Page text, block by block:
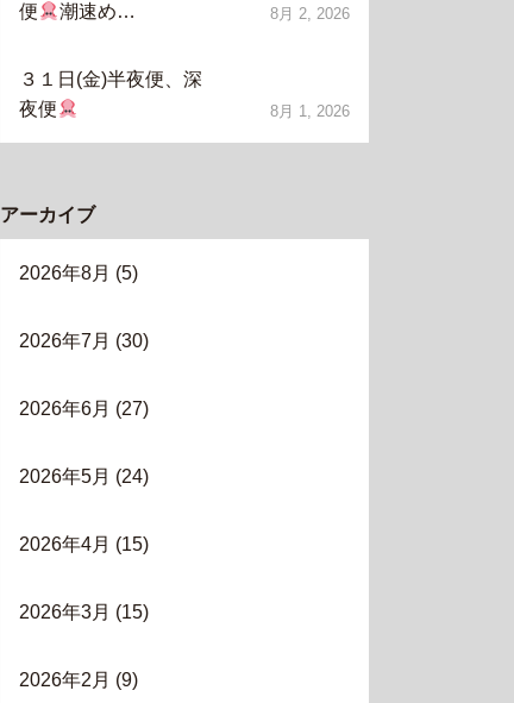
便
潮速め… 8月 2, 2026
３１日(金)半夜便、深
夜便
8月 1, 2026
アーカイブ
2026年8月 (5)
2026年7月 (30)
2026年6月 (27)
2026年5月 (24)
2026年4月 (15)
2026年3月 (15)
2026年2月 (9)